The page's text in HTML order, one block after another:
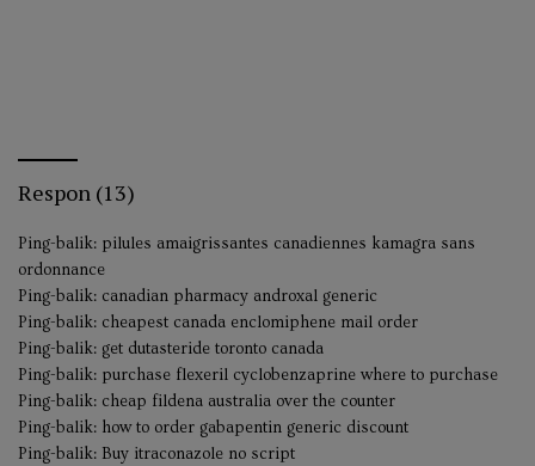
Respon (13)
Ping-balik: pilules amaigrissantes canadiennes kamagra sans
ordonnance
Ping-balik: canadian pharmacy androxal generic
Ping-balik: cheapest canada enclomiphene mail order
Ping-balik: get dutasteride toronto canada
Ping-balik: purchase flexeril cyclobenzaprine where to purchase
Ping-balik: cheap fildena australia over the counter
Ping-balik: how to order gabapentin generic discount
Ping-balik: Buy itraconazole no script